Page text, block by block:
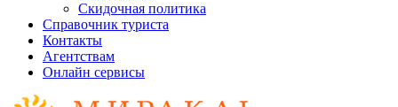
Скидочная политика
Справочник туриста
Контакты
Агентствам
Онлайн сервисы